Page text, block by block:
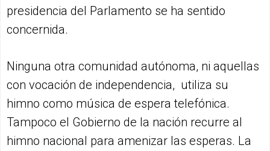
presidencia del Parlamento se ha sentido
concernida.
Ninguna otra comunidad autónoma, ni aquellas
con vocación de independencia, utiliza su
himno como música de espera telefónica.
Tampoco el Gobierno de la nación recurre al
himno nacional para amenizar las esperas. La